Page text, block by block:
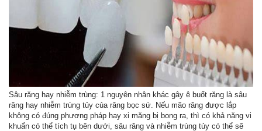
Sâu răng hay nhiễm trùng: 1 nguyên nhân khác gây ê buốt răng là sâu
răng hay nhiễm trùng tủy của răng bọc sứ. Nếu mão răng được lắp
không có đúng phương pháp hay xi măng bị bong ra, thì có khả năng vi
khuẩn có thể tích tụ bên dưới, sâu răng và nhiễm trùng tủy có thể sẽ